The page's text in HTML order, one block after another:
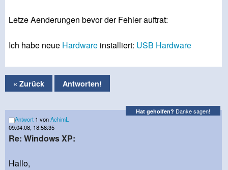
Letze Aenderungen bevor der Fehler auftrat:
Ich habe neue Hardware installiert: USB Hardware
« Zurück Antworten!
Hat geholfen? Danke sagen!
Antwort 1 vonAchimL
09.04.08, 18:58:35
Re: Windows XP:
Hallo,